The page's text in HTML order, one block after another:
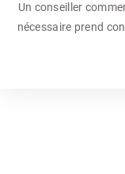
Un conseiller
nécessaire prend